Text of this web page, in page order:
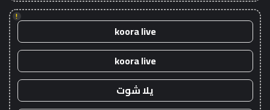
!
koora live
koora live
يلا شوت